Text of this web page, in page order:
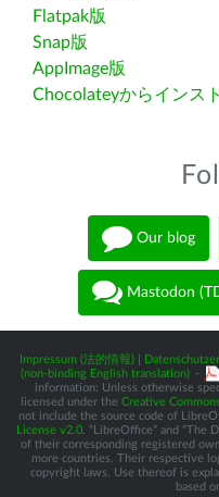
Flatpak版
Snap版
AppImage版
Chocolateyからインス
Our blog
Mastodon
Impressum (法的情報)
(non-binding English translation) -
information: Unless otherwise
licensed under the Creative
not include the source code of
License v2.0 . “LibreOffice” and “The
of their corresponding registered
more countries. Their respective
copyright laws. Use thereof is
based